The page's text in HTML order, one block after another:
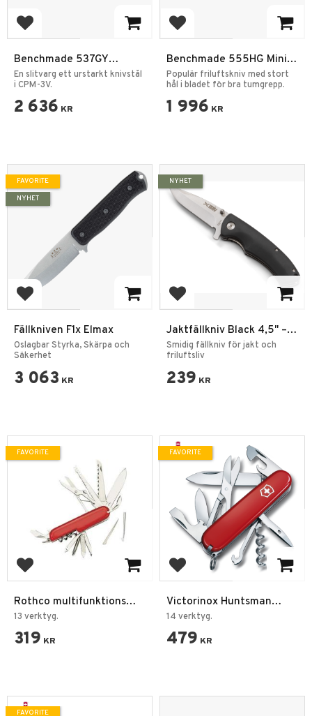
Add to favorites
Benchmade 537GY
Bailout Fällkniv
En slitvarg ett urstarkt knivstål
i CPM-3V.
2 636 KR
Add to favorites
Benchmade 555HG Mini
Griptilian Hollow Ground
Fällkniv
Populär friluftskniv med stort
hål i bladet för bra tumgrepp.
1 996 KR
Add to favorites
Fällkniven F1x Elmax
Oslagbar Styrka, Skärpa och
Säkerhet
3 063 KR
FAVORITE
NYHET
Add to favorites
Jaktfällkniv Black 4,5" –
420SS Rostfritt Stål med
Bältesfodral
Smidig fällkniv för jakt och
friluftsliv
239 KR
NYHET
Add to favorites
Rothco multifunktions
fickkniv Röd
13 verktyg.
319 KR
FAVORITE
Add to favorites
Victorinox Huntsman
Fickkniv Climber röd
14 verktyg.
479 KR
FAVORITE
FAVORITE